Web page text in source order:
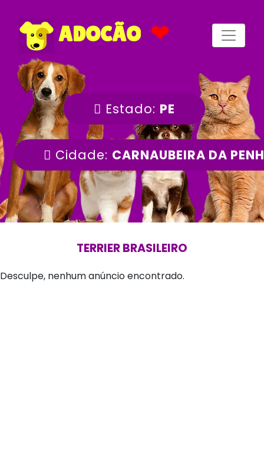
ADOCÃO ❤
Estado: PE
Cidade: CARNAUBEIRA DA
TERRIER BRASILEIRO
Desculpe, nenhum anúncio encontrado.